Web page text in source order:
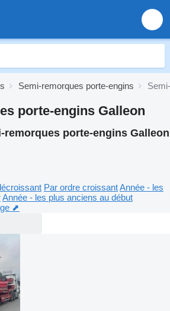
Semi-remorques porte-engins
porte-engins Galleon
remorques porte-engins Galleon
Par ordre croissantAnnée - les
Année - les plus anciens au début
⬈